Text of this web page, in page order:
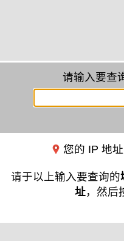
请输入要查
您的 IP 地
请于以上输入要查询的
址，然后